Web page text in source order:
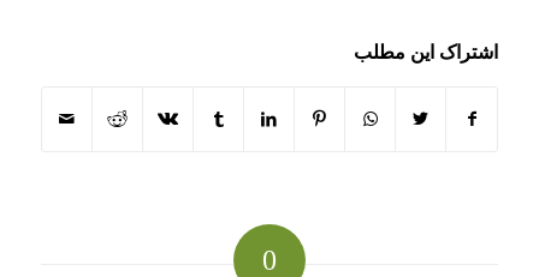
اشتراک این مطلب
0